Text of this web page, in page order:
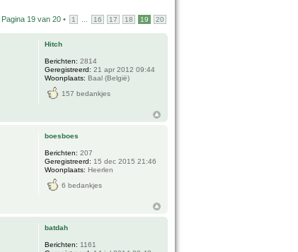
Pagina 19 van 20 • 1 16 17 18 19 20
Hitch
Berichten: 2814
Geregistreerd: 21 apr 2012 09:44
Woonplaats: Baal (België)
157 bedankjes
boesboes
Berichten: 207
Geregistreerd: 15 dec 2015 21:46
Woonplaats: Heerlen
6 bedankjes
batdah
Berichten: 1161